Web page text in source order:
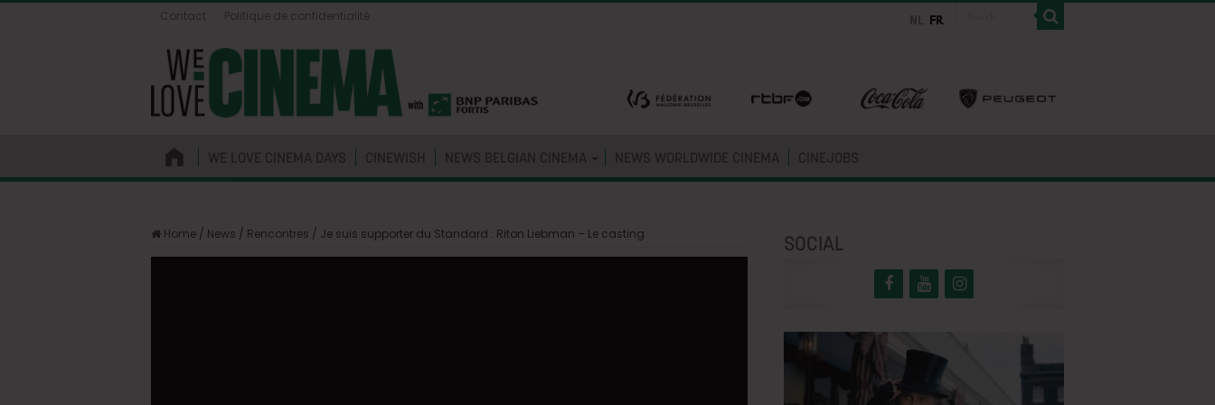
Contact Politique de confidentialité
WE LOVE CINEMA DAYS CINEWISH NEWS BELGIAN CINEMA NEWS WORLDWIDE CINEMA CINEJOBS
Home / News / Rencontres / Je suis supporter du Standard : Riton Liebman – Le casting SOCIAL